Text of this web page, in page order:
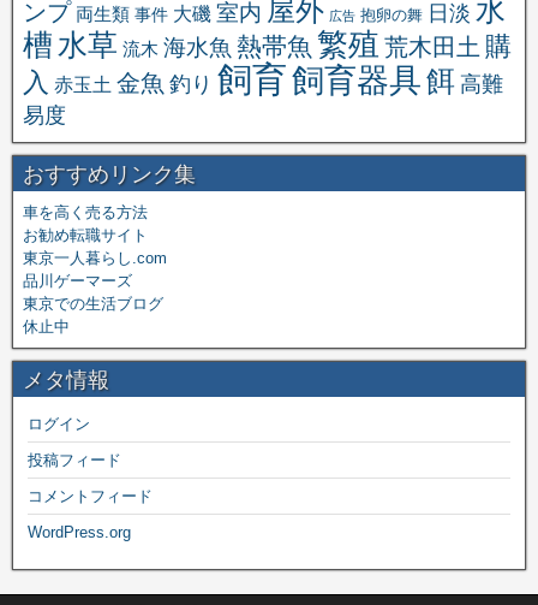
ンプ 両生類 事件 大磯 室内 屋外 広告 抱卵の舞 日淡 水
槽 水草 流木 海水魚 熱帯魚 繁殖 荒木田土 購
入 赤玉土 金魚 釣り 飼育飼育器具餌 高難
易度
おすすめリンク集
車を高く売る方法
お勧め転職サイト
東京一人暮らし.com
品川ゲーマーズ
東京での生活ブログ
休止中
メタ情報
ログイン
投稿フィード
コメントフィード
WordPress.org